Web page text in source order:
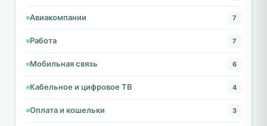
Авиакомпании 7
Работа 7
Мобильная связь 6
Кабельное и цифровое ТВ 4
Оплата и кошельки 3